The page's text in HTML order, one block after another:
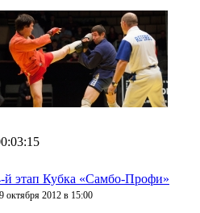
й этап Кубка «Самбо-Профи»
октября 2012 в 15:00